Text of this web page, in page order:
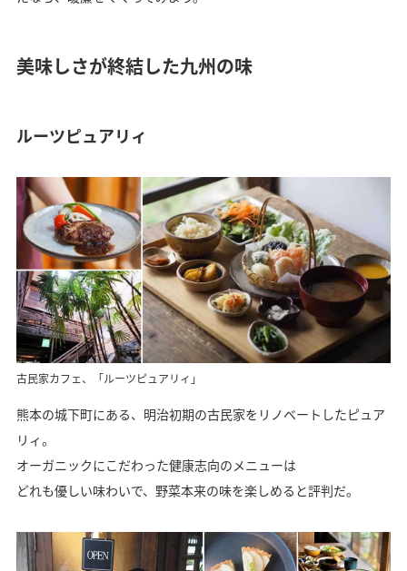
美味しさが終結した九州の味
ルーツピュアリィ
古民家カフェ、「ルーツピュアリィ」
熊本の城下町にある、明治初期の古民家をリノベートしたピュア
リィ。
オーガニックにこだわった健康志向のメニューは
どれも優しい味わいで、野菜本来の味を楽しめると評判だ。